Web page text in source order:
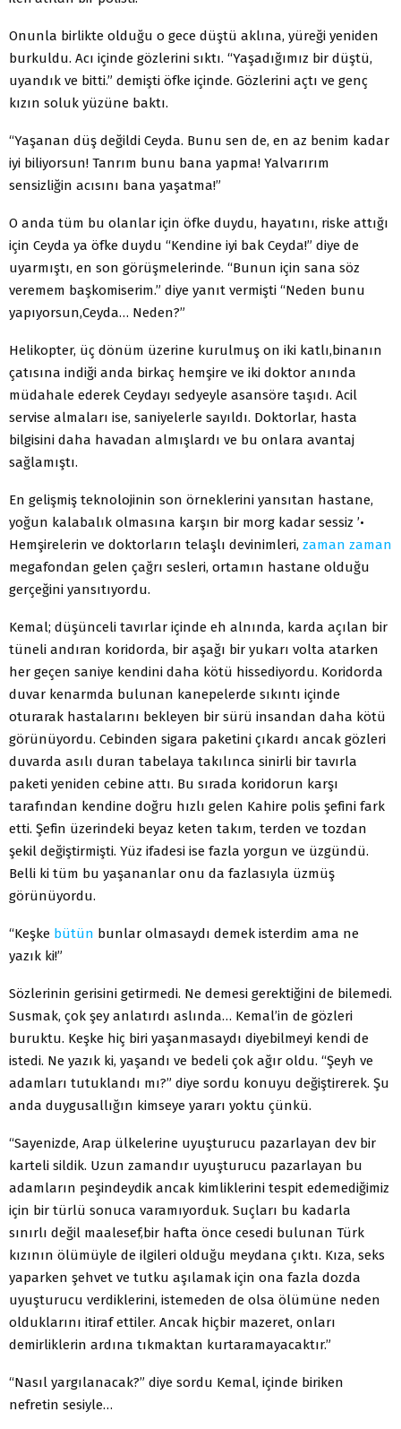
Onunla birlikte olduğu o gece düştü aklına, yüreği yeniden
burkuldu. Acı içinde gözlerini sıktı. “Yaşadığımız bir düştü,
uyandık ve bitti.” demişti öfke içinde. Gözlerini açtı ve genç
kızın soluk yüzüne baktı.
“Yaşanan düş değildi Ceyda. Bunu sen de, en az benim kadar
iyi biliyorsun! Tanrım bunu bana yapma! Yalvarırım
sensizliğin acısını bana yaşatma!”
O anda tüm bu olanlar için öfke duydu, hayatını, riske attığı
için Ceyda ya öfke duydu “Kendine iyi bak Ceyda!” diye de
uyarmıştı, en son görüşmelerinde. “Bunun için sana söz
veremem başkomiserim.” diye yanıt vermişti “Neden bunu
yapıyorsun,Ceyda… Neden?”
Helikopter, üç dönüm üzerine kurulmuş on iki katlı,binanın
çatısına indiği anda birkaç hemşire ve iki doktor anında
müdahale ederek Ceydayı sedyeyle asansöre taşıdı. Acil
servise almaları ise, saniyelerle sayıldı. Doktorlar, hasta
bilgisini daha havadan almışlardı ve bu onlara avantaj
sağlamıştı.
En gelişmiş teknolojinin son örneklerini yansıtan hastane,
yoğun kalabalık olmasına karşın bir morg kadar sessiz ’•
Hemşirelerin ve doktorların telaşlı devinimleri, zaman zaman
megafondan gelen çağrı sesleri, ortamın hastane olduğu
gerçeğini yansıtıyordu.
Kemal; düşünceli tavırlar içinde eh alnında, karda açılan bir
tüneli andıran koridorda, bir aşağı bir yukarı volta atarken
her geçen saniye kendini daha kötü hissediyordu. Koridorda
duvar kenarmda bulunan kanepelerde sıkıntı içinde
oturarak hastalarını bekleyen bir sürü insandan daha kötü
görünüyordu. Cebinden sigara paketini çıkardı ancak gözleri
duvarda asılı duran tabelaya takılınca sinirli bir tavırla
paketi yeniden cebine attı. Bu sırada koridorun karşı
tarafından kendine doğru hızlı gelen Kahire polis şefini fark
etti. Şefin üzerindeki beyaz keten takım, terden ve tozdan
şekil değiştirmişti. Yüz ifadesi ise fazla yorgun ve üzgündü.
Belli ki tüm bu yaşananlar onu da fazlasıyla üzmüş
görünüyordu.
“Keşke bütün bunlar olmasaydı demek isterdim ama ne
yazık ki!”
Sözlerinin gerisini getirmedi. Ne demesi gerektiğini de bilemedi.
Susmak, çok şey anlatırdı aslında… Kemal’in de gözleri
buruktu. Keşke hiç biri yaşanmasaydı diyebilmeyi kendi de
istedi. Ne yazık ki, yaşandı ve bedeli çok ağır oldu. “Şeyh ve
adamları tutuklandı mı?” diye sordu konuyu değiştirerek. Şu
anda duygusallığın kimseye yararı yoktu çünkü.
“Sayenizde, Arap ülkelerine uyuşturucu pazarlayan dev bir
karteli sildik. Uzun zamandır uyuşturucu pazarlayan bu
adamların peşindeydik ancak kimliklerini tespit edemediğimiz
için bir türlü sonuca varamıyorduk. Suçları bu kadarla
sınırlı değil maalesef,bir hafta önce cesedi bulunan Türk
kızının ölümüyle de ilgileri olduğu meydana çıktı. Kıza, seks
yaparken şehvet ve tutku aşılamak için ona fazla dozda
uyuşturucu verdiklerini, istemeden de olsa ölümüne neden
olduklarını itiraf ettiler. Ancak hiçbir mazeret, onları
demirliklerin ardına tıkmaktan kurtaramayacaktır.”
“Nasıl yargılanacak?” diye sordu Kemal, içinde biriken
nefretin sesiyle…